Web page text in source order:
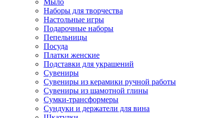
Мыло
Наборы для творчества
Настольные игры
Подарочные наборы
Пепельницы
Посуда
Платки женские
Подставки для украшений
Сувениры
Сувениры из керамики ручной работы
Сувениры из шамотной глины
Сумки-трансформеры
Сундуки и держатели для вина